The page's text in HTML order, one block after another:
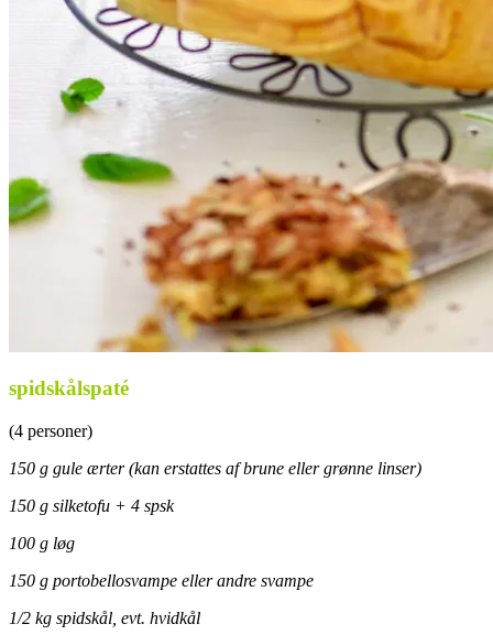
spidskålspaté
(4 personer)
150 g gule ærter (kan erstattes af brune eller grønne linser)
150 g silketofu + 4 spsk
100 g løg
150 g portobellosvampe eller andre svampe
1/2 kg spidskål, evt. hvidkål